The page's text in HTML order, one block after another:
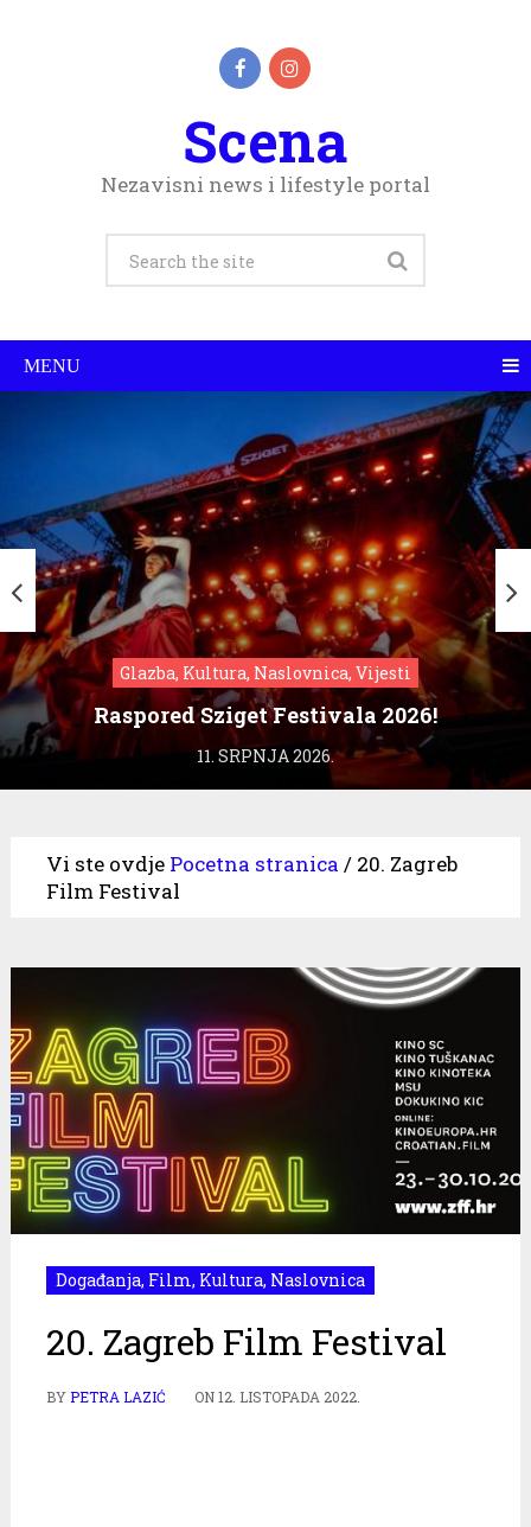
Scena
Nezavisni news i lifestyle portal
MENU
Glazba, Kultura, Naslovnica, Vijesti
Raspored Sziget Festivala 2026!
11. SRPNJA 2026.
Vi ste ovdje Pocetna stranica / 20. Zagreb
Film Festival
Događanja, Film, Kultura, Naslovnica
20. Zagreb Film Festival
BYPETRA LAZIĆ ON12. LISTOPADA 2022.